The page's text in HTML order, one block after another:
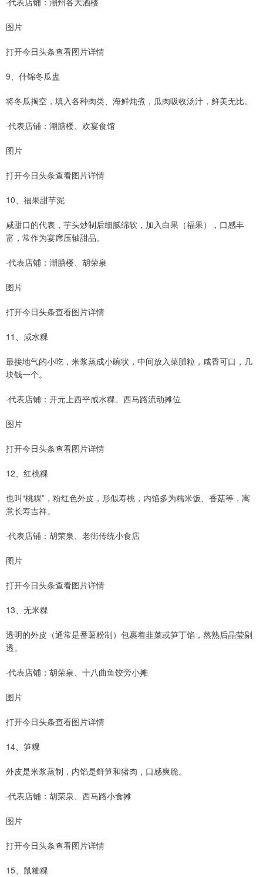
图片
打开今日头条查看图片详情
9、什锦冬瓜盅
将冬瓜掏空，填入各种肉类、海鲜炖煮，瓜肉吸收汤汁，鲜美无比。
·代表店铺：潮膳楼、欢宴食馆
图片
打开今日头条查看图片详情
10、福果甜芋泥
咸甜口的代表，芋头炒制后细腻绵软，加入白果（福果），口感丰
富，常作为宴席压轴甜品。
·代表店铺：潮膳楼、胡荣泉
图片
打开今日头条查看图片详情
11、咸水粿
最接地气的小吃，米浆蒸成小碗状，中间放入菜脯粒，咸香可口，几
块钱一个。
·代表店铺：开元上西平咸水粿、西马路流动摊位
图片
打开今日头条查看图片详情
12、红桃粿
也叫“桃粿”，粉红色外皮，形似寿桃，内馅多为糯米饭、香菇等，寓
意长寿吉祥。
·代表店铺：胡荣泉、老街传统小食店
图片
打开今日头条查看图片详情
13、无米粿
透明的外皮（通常是番薯粉制）包裹着韭菜或笋丁馅，蒸熟后晶莹剔
透。
·代表店铺：胡荣泉、十八曲鱼饺旁小摊
图片
打开今日头条查看图片详情
14、笋粿
外皮是米浆蒸制，内馅是鲜笋和猪肉，口感爽脆。
·代表店铺：胡荣泉、西马路小食摊
图片
打开今日头条查看图片详情
15、鼠粬粿